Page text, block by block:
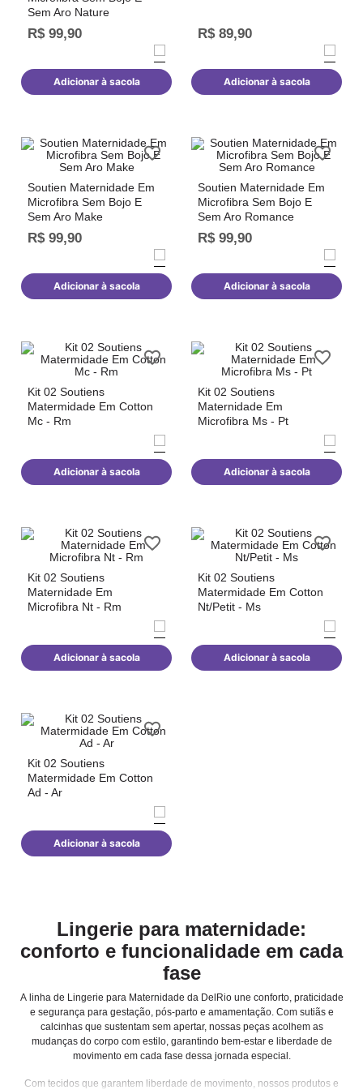
Sem Aro Nature
R$ 99,90
Adicionar à sacola
R$ 89,90
Adicionar à sacola
Soutien Maternidade Em
Microfibra Sem Bojo E
Sem Aro Make
R$ 99,90
Adicionar à sacola
Soutien Maternidade Em
Microfibra Sem Bojo E
Sem Aro Romance
R$ 99,90
Adicionar à sacola
Kit 02 Soutiens
Matermidade Em Cotton
Mc - Rm
Adicionar à sacola
Kit 02 Soutiens
Maternidade Em
Microfibra Ms - Pt
Adicionar à sacola
Kit 02 Soutiens
Maternidade Em
Microfibra Nt - Rm
Adicionar à sacola
Kit 02 Soutiens
Matermidade Em Cotton
Nt/Petit - Ms
Adicionar à sacola
Kit 02 Soutiens
Matermidade Em Cotton
Ad - Ar
Adicionar à sacola
Lingerie para maternidade:
conforto e funcionalidade em cada
fase
A linha de Lingerie para Maternidade da DelRio une conforto, praticidade
e segurança para gestação, pós-parto e amamentação. Com sutiãs e
calcinhas que sustentam sem apertar, nossas peças acolhem as
mudanças do corpo com estilo, garantindo bem-estar e liberdade de
movimento em cada fase dessa jornada especial.
Com tecidos que garantem liberdade de movimento, nossos produtos e